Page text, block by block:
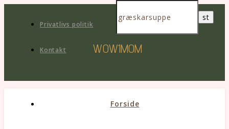
Privatlivs politik
Kontakt WOW1MOM
Forside